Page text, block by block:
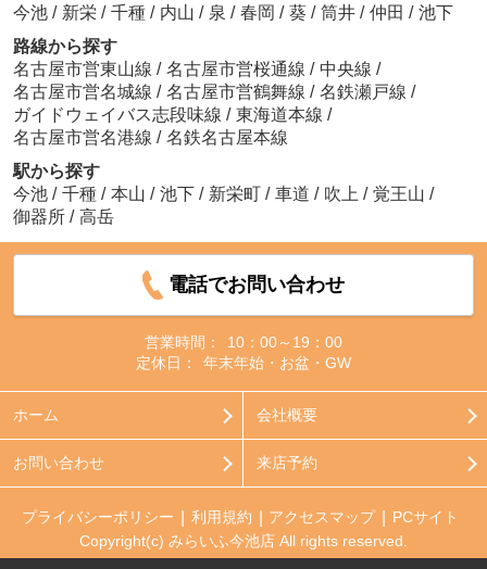
今池 / 新栄 / 千種 / 内山 / 泉 / 春岡 / 葵 / 筒井 / 仲田 / 池下
路線から探す
名古屋市営東山線 / 名古屋市営桜通線 / 中央線 /
名古屋市営名城線 / 名古屋市営鶴舞線 / 名鉄瀬戸線 /
ガイドウェイバス志段味線 / 東海道本線 /
名古屋市営名港線 / 名鉄名古屋本線
駅から探す
今池 / 千種 / 本山 / 池下 / 新栄町 / 車道 / 吹上 / 覚王山 /
御器所 / 高岳
電話でお問い合わせ
営業時間：
10：00～19：00
定休日：
年末年始・お盆・GW
ホーム 会社概要
お問い合わせ 来店予約
プライバシーポリシー 利用規約 アクセスマップ
PCサイト
Copyright(c) みらいふ今池店 All rights reserved.